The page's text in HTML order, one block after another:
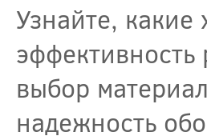
Узнайте, какие
выбор
надежность